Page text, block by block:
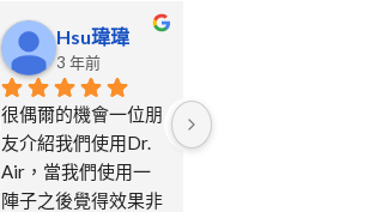
Hsu瑋瑋
3 年前
很偶爾的機會一位朋
友介紹我們使用Dr.
Air，當我們使用一
陣子之後覺得效果非